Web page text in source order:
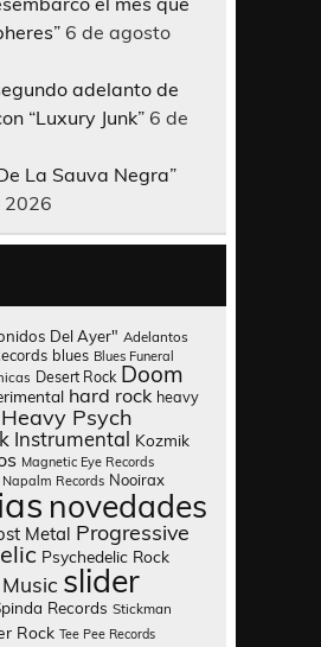
6 de agosto
adelanto de
“Luxury Junk” 6 de
La Sauva Negra”
2026
Del Ayer" Adelantos
blues Blues Funeral
Desert Rock Doom
hard rock heavy
Heavy Psych
Instrumental Kozmik
Magnetic Eye Records
Napalm Records Nooirax
novedades
Metal Progressive
Psychedelic Rock
slider
Records Stickman
Rock Tee Pee Records